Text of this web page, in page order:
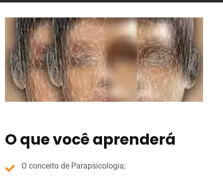
O que você aprenderá
O conceito de Parapsicologia;